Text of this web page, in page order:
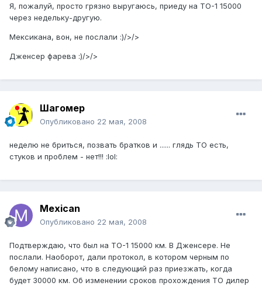
Я, пожалуй, просто грязно выругаюсь, приеду на ТО-1 15000
через недельку-другую.
Мексикана, вон, не послали :)/>/>
Дженсер фарева :)/>/>
Шагомер
Опубликовано 22 мая, 2008
неделю не бриться, позвать братков и ...... глядь ТО есть,
стуков и проблем - нет!!! :lol:
Mexican
Опубликовано 22 мая, 2008
Подтверждаю, что был на ТО-1 15000 км. В Дженсере. Не
послали. Наоборот, дали протокол, в котором черным по
белому написано, что в следующий раз приезжать, когда
будет 30000 км. Об изменении сроков прохождения ТО дилер